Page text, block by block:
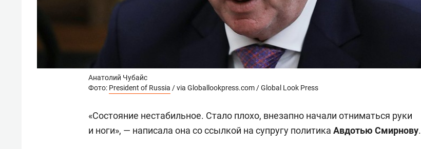
Анатолий Чубайс
Фото: President of Russia / via Globallookpress.com / Global Look Press
«Состояние нестабильное. Стало плохо, внезапно начали отниматься руки
и ноги», — написала она со ссылкой на супругу политика Авдотью Смирнову.